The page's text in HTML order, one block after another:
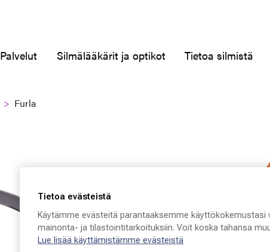
Palvelut Silmälääkärit ja optikot Tietoa silmistä
Furla
Tietoa evästeistä
Käytämme evästeitä parantaaksemme käyttökokemustasi
mainonta- ja tilastointitarkoituksiin. Voit koska tahansa
Lue lisää käyttämistämme evästeistä